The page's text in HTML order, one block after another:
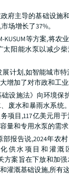
政府主导的基础设施
场增长了37%。
KUSUM等方案,将农
太阳能水泵以减少
展计划,如智能城市
增加了对市政和工业
设施法》向环境保
废水和暴雨水系统
项目,117亿美元用
量和专用水泵的需求
部报告说,2024年农
供水项目和灌溉
关方案旨在下放和加
灌溉基础设施,所有